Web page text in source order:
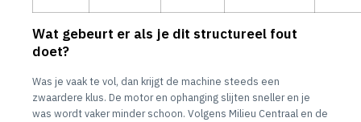
Wat gebeurt er als je dit structureel fout
doet?
Was je vaak te vol, dan krijgt de machine steeds een
zwaardere klus. De motor en ophanging slijten sneller en je
was wordt vaker minder schoon. Volgens Milieu Centraal en de